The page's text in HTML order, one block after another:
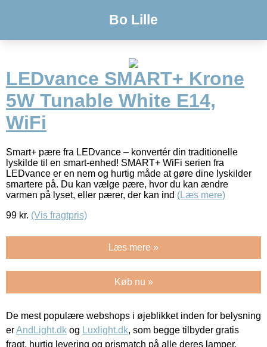
Bo Lille
LEDvance SMART+ Krone
5W Tunable White E14,
WiFi
Smart+ pære fra LEDvance – konvertér din traditionelle
lyskilde til en smart-enhed! SMART+ WiFi serien fra
LEDvance er en nem og hurtig måde at gøre dine lyskilder
smartere på. Du kan vælge pære, hvor du kan ændre
varmen på lyset, eller pærer, der kan ind (Læs mere)
99 kr. (Vis fragtpris)
Læs mere »
Køb nu »
De mest populære webshops i øjeblikket inden for belysning
erAndLight.dk og Luxlight.dk, som begge tilbyder gratis
fragt, hurtig levering og prismatch på alle deres lamper.